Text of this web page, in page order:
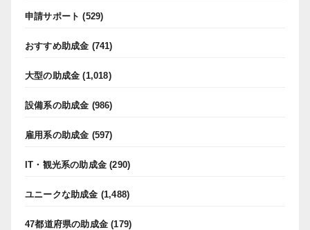
申請サポート (529)
おすすめ助成金 (741)
大型の助成金 (1,018)
設備系の助成金 (986)
雇用系の助成金 (597)
IT・観光系の助成金 (290)
ユニークな助成金 (1,488)
47都道府県の助成金 (179)